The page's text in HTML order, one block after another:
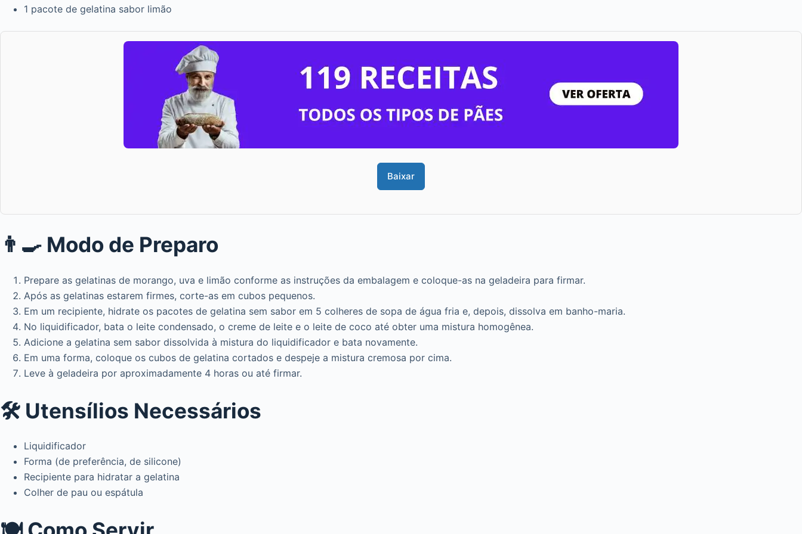
1 pacote de gelatina sabor limão
Baixar
👨‍🍳 Modo de Preparo
Prepare as gelatinas de morango, uva e limão conforme as instruções da embalagem e coloque-as na geladeira para firmar.
Após as gelatinas estarem firmes, corte-as em cubos pequenos.
Em um recipiente, hidrate os pacotes de gelatina sem sabor em 5 colheres de sopa de água fria e, depois, dissolva em banho-maria.
No liquidificador, bata o leite condensado, o creme de leite e o leite de coco até obter uma mistura homogênea.
Adicione a gelatina sem sabor dissolvida à mistura do liquidificador e bata novamente.
Em uma forma, coloque os cubos de gelatina cortados e despeje a mistura cremosa por cima.
Leve à geladeira por aproximadamente 4 horas ou até firmar.
🛠️ Utensílios Necessários
Liquidificador
Forma (de preferência, de silicone)
Recipiente para hidratar a gelatina
Colher de pau ou espátula